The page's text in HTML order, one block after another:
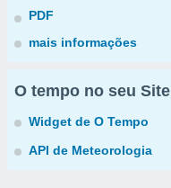
PDF
mais informações
O tempo no seu Site
Widget de O Tempo
API de Meteorologia